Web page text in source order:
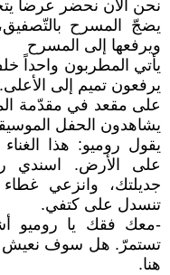
نحن الآن نحضر عرضاً
يضجّ المسرح
ويرفعها إلى المسرح
يأتي المطربون واحداً
يرفعون تميم إلى الأعلى.
على مقعد في مقدّمة
يشاهدون الحفل
يقول روميو: هذا
على الأرض. اسندي
جديلتك، وانزعي
تنسدل على كتفي.
-معك فقك يا روميو
تستمرّ. هل سوف نعيش
هنا.